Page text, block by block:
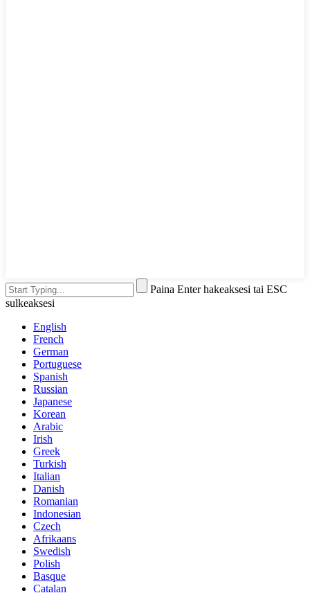
Paina Enter hakeaksesi tai ESC
sulkeaksesi
English
French
German
Portuguese
Spanish
Russian
Japanese
Korean
Arabic
Irish
Greek
Turkish
Italian
Danish
Romanian
Indonesian
Czech
Afrikaans
Swedish
Polish
Basque
Catalan